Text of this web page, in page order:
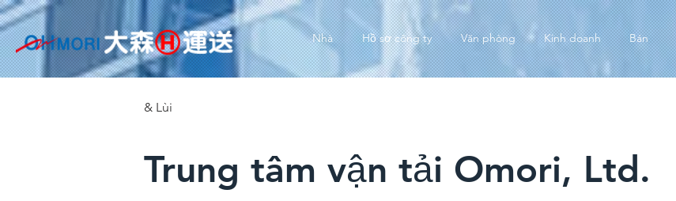
Nhà Hồ sơ công ty Văn phòng Kinh doanh Bán
& Lùi
Trung tâm vận tải Omori, Ltd.